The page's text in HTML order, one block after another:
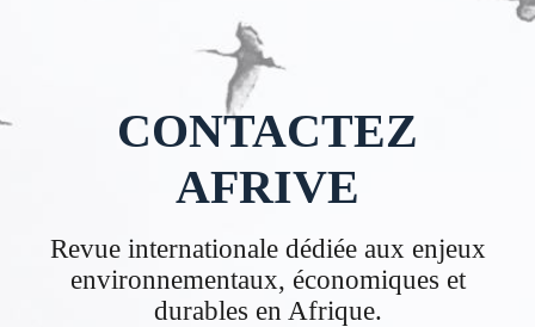
CONTACTEZ
AFRIVE
Revue internationale dédiée aux enjeux
environnementaux, économiques et
durables en Afrique.